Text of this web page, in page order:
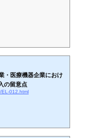
・医療機器企業におけ
の留意点
012.html